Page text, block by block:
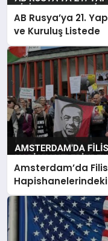
AB Rusya’ya 21.
ve Kuruluş Listede
Amsterdam’da